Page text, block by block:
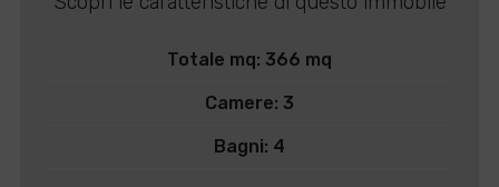
Totale mq: 366 mq
Camere: 3
Bagni: 4